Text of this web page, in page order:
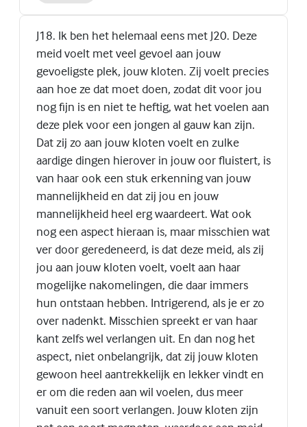
J18. Ik ben het helemaal eens met J20. Deze
meid voelt met veel gevoel aan jouw
gevoeligste plek, jouw kloten. Zij voelt precies
aan hoe ze dat moet doen, zodat dit voor jou
nog fijn is en niet te heftig, wat het voelen aan
deze plek voor een jongen al gauw kan zijn.
Dat zij zo aan jouw kloten voelt en zulke
aardige dingen hierover in jouw oor fluistert, is
van haar ook een stuk erkenning van jouw
mannelijkheid en dat zij jou en jouw
mannelijkheid heel erg waardeert. Wat ook
nog een aspect hieraan is, maar misschien wat
ver door geredeneerd, is dat deze meid, als zij
jou aan jouw kloten voelt, voelt aan haar
mogelijke nakomelingen, die daar immers
hun ontstaan hebben. Intrigerend, als je er zo
over nadenkt. Misschien spreekt er van haar
kant zelfs wel verlangen uit. En dan nog het
aspect, niet onbelangrijk, dat zij jouw kloten
gewoon heel aantrekkelijk en lekker vindt en
er om die reden aan wil voelen, dus meer
vanuit een soort verlangen. Jouw kloten zijn